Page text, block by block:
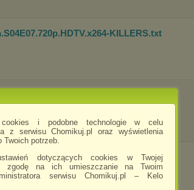
cookies i podobne technologie w celu
z serwisu Chomikuj.pl oraz wyświetlenia
Twoich potrzeb.
dotyczących cookies w Twojej
zgodę na ich umieszczanie na Twoim
serwisu Chomikuj.pl – Kelo
KILLERS.txt
IMMERSE.txt